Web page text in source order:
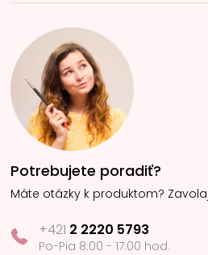
Potrebujete poradiť?
Máte otázky k produktom?
+421 2 2220 5793
Po-Pia 8:00 - 17:00 hod.